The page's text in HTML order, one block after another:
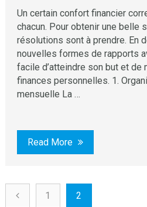
Un certain confort financier
chacun. Pour obtenir une belle
résolutions sont à prendre. En
nouvelles formes de rapports
facile d’atteindre son but et de
finances personnelles. 1.
mensuelle La …
Read More
1 2